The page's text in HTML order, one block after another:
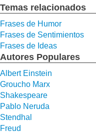
Temas relacionados
Frases de Humor
Frases de Sentimientos
Frases de Ideas
Autores Populares
Albert Einstein
Groucho Marx
Shakespeare
Pablo Neruda
Stendhal
Freud